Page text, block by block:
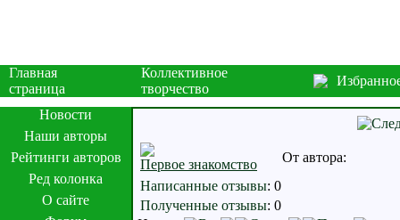
Главная
страница
Коллективное
творчество
Новости
Наши авторы
Рейтинги авторов
Ред колонка
О сайте
Первое знакомство
От автора:
Написанные отзывы: 0
Полученные отзывы: 0